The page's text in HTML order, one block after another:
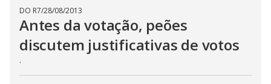
DO R7/28/08/2013
Antes da votação, peões
discutem justificativas de votos
.